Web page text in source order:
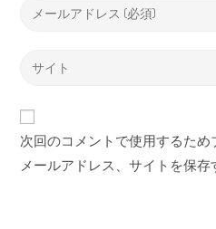
次回のコメントで使用するため
メールアドレス、サイトを保存